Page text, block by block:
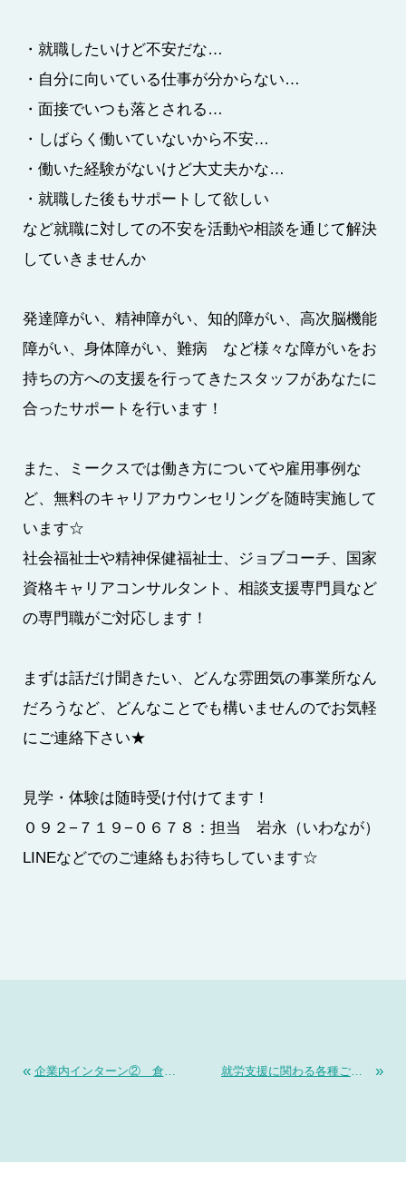
・就職したいけど不安だな…
・自分に向いている仕事が分からない…
・面接でいつも落とされる…
・しばらく働いていないから不安…
・働いた経験がないけど大丈夫かな…
・就職した後もサポートして欲しい
など就職に対しての不安を活動や相談を通じて解決
していきませんか
発達障がい、精神障がい、知的障がい、高次脳機能
障がい、身体障がい、難病 など様々な障がいをお
持ちの方への支援を行ってきたスタッフがあなたに
合ったサポートを行います！
また、ミークスでは働き方についてや雇用事例な
ど、無料のキャリアカウンセリングを随時実施して
います☆
社会福祉士や精神保健福祉士、ジョブコーチ、国家
資格キャリアコンサルタント、相談支援専門員など
の専門職がご対応します！
まずは話だけ聞きたい、どんな雰囲気の事業所なん
だろうなど、どんなことでも構いませんのでお気軽
にご連絡下さい★
見学・体験は随時受け付けてます！
０９２−７１９−０６７８：担当 岩永（いわなが）
LINEなどでのご連絡もお待ちしています☆
« 就労支援に関わる各種ご相談にも応じています！ »